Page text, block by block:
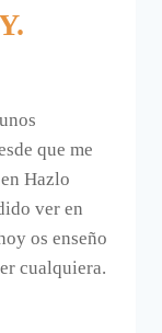
que me
Hazlo
ver en
os enseño
cualquiera.